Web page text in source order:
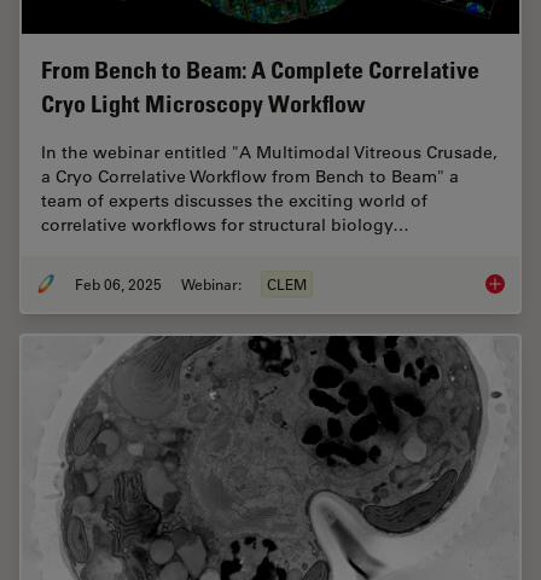
From Bench to Beam: A Complete Correlative
Cryo Light Microscopy Workflow
In the webinar entitled "A Multimodal Vitreous Crusade,
a Cryo Correlative Workflow from Bench to Beam" a
team of experts discusses the exciting world of
correlative workflows for structural biology…
Feb 06, 2025 Webinar: CLEM From